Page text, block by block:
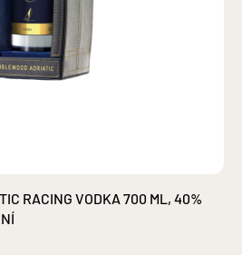
RACING VODKA 700 ML, 40%